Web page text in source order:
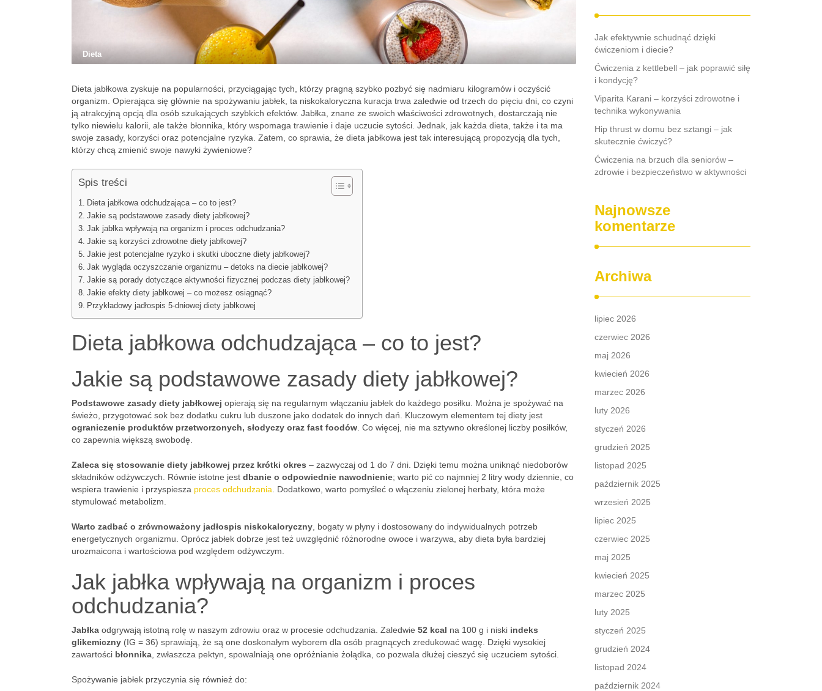
Dieta
Dieta jabłkowa zyskuje na popularności, przyciągając tych, którzy pragną szybko pozbyć się nadmiaru kilogramów i oczyścić
organizm. Opierająca się głównie na spożywaniu jabłek, ta niskokaloryczna kuracja trwa zaledwie od trzech do pięciu dni, co czyni
ją atrakcyjną opcją dla osób szukających szybkich efektów. Jabłka, znane ze swoich właściwości zdrowotnych, dostarczają nie
tylko niewielu kalorii, ale także błonnika, który wspomaga trawienie i daje uczucie sytości. Jednak, jak każda dieta, także i ta ma
swoje zasady, korzyści oraz potencjalne ryzyka. Zatem, co sprawia, że dieta jabłkowa jest tak interesującą propozycją dla tych,
którzy chcą zmienić swoje nawyki żywieniowe?
Spis treści
Dieta jabłkowa odchudzająca – co to jest?
Jakie są podstawowe zasady diety jabłkowej?
Jak jabłka wpływają na organizm i proces odchudzania?
Jakie są korzyści zdrowotne diety jabłkowej?
Jakie jest potencjalne ryzyko i skutki uboczne diety jabłkowej?
Jak wygląda oczyszczanie organizmu – detoks na diecie jabłkowej?
Jakie są porady dotyczące aktywności fizycznej podczas diety jabłkowej?
Jakie efekty diety jabłkowej – co możesz osiągnąć?
Przykładowy jadłospis 5-dniowej diety jabłkowej
Dieta jabłkowa odchudzająca – co to jest?
Jakie są podstawowe zasady diety jabłkowej?
Podstawowe zasady diety jabłkowej opierają się na regularnym włączaniu jabłek do każdego posiłku. Można je spożywać na
świeżo, przygotować sok bez dodatku cukru lub duszone jako dodatek do innych dań. Kluczowym elementem tej diety jest
ograniczenie produktów przetworzonych, słodyczy oraz fast foodów . Co więcej, nie ma sztywno określonej liczby posiłków,
co zapewnia większą swobodę.
Zaleca się stosowanie diety jabłkowej przez krótki okres – zazwyczaj od 1 do 7 dni. Dzięki temu można uniknąć niedoborów
składników odżywczych. Równie istotne jest dbanie o odpowiednie nawodnienie; warto pić co najmniej 2 litry wody dziennie, co
wspiera trawienie i przyspiesza proces odchudzania . Dodatkowo, warto pomyśleć o włączeniu zielonej herbaty, która może
stymulować metabolizm.
Warto zadbać o zrównoważony jadłospis niskokaloryczny , bogaty w płyny i dostosowany do indywidualnych potrzeb
energetycznych organizmu. Oprócz jabłek dobrze jest też uwzględnić różnorodne owoce i warzywa, aby dieta była bardziej
urozmaicona i wartościowa pod względem odżywczym.
Jak jabłka wpływają na organizm i proces
odchudzania?
Jabłka odgrywają istotną rolę w naszym zdrowiu oraz w procesie odchudzania. Zaledwie 52 kcal na 100 g i niski indeks
glikemiczny (IG = 36) sprawiają, że są one doskonałym wyborem dla osób pragnących zredukować wagę. Dzięki wysokiej
zawartości błonnika , zwłaszcza pektyn, spowalniają one opróżnianie żołądka, co pozwala dłużej cieszyć się uczuciem sytości.
Spożywanie jabłek przyczynia się również do:
Jak efektywnie schudnąć dzięki
ćwiczeniom i diecie?
Ćwiczenia z kettlebell – jak poprawić siłę
i kondycję?
Viparita Karani – korzyści zdrowotne i
technika wykonywania
Hip thrust w domu bez sztangi – jak
skutecznie ćwiczyć?
Ćwiczenia na brzuch dla seniorów –
zdrowie i bezpieczeństwo w aktywności
Najnowsze
komentarze
Archiwa
lipiec 2026
czerwiec 2026
maj 2026
kwiecień 2026
marzec 2026
luty 2026
styczeń 2026
grudzień 2025
listopad 2025
październik 2025
wrzesień 2025
lipiec 2025
czerwiec 2025
maj 2025
kwiecień 2025
marzec 2025
luty 2025
styczeń 2025
grudzień 2024
listopad 2024
październik 2024